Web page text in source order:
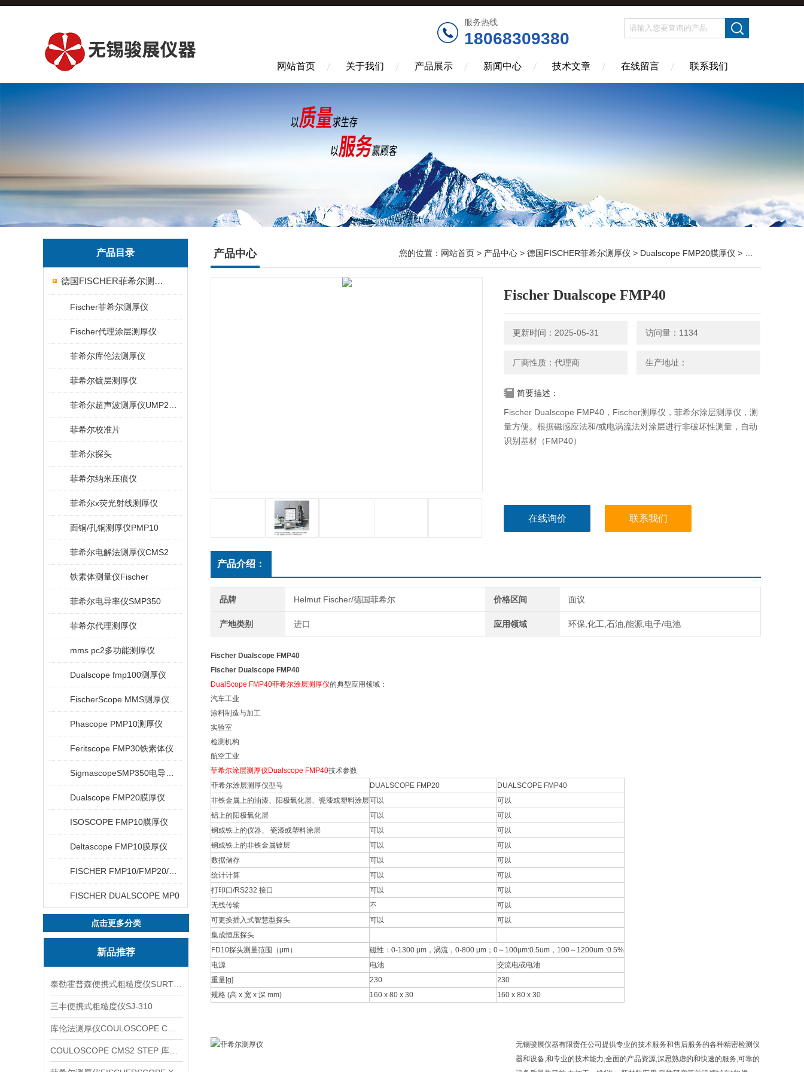
服务热线
18068309380
网站首页 关于我们 产品展示 新闻中心 技术文章 在线留言 联系我们
产品目录
德国FISCHER菲希尔测厚仪
Fischer菲希尔测厚仪
Fischer代理涂层测厚仪
菲希尔库伦法测厚仪
菲希尔镀层测厚仪
菲希尔校准片
菲希尔探头
菲希尔纳米压痕仪
菲希尔x荧光射线测厚仪
面铜/孔铜测厚仪PMP10
菲希尔电解法测厚仪CMS2
铁素体测量仪Fischer
菲希尔电导率仪SMP350
菲希尔代理测厚仪
mms pc2多功能测厚仪
Dualscope fmp100测厚仪
FischerScope MMS测厚仪
Phascope PMP10测厚仪
Feritscope FMP30铁素体仪
Dualscope FMP20膜厚仪
ISOSCOPE FMP10膜厚仪
Deltascope FMP10膜厚仪
FISCHER DUALSCOPE MP0
点击更多分类
新品推荐
三丰便携式粗糙度仪SJ-310
产品中心 您的位置： 网站首页 > 产品中心 > 德国FISCHER菲希尔测厚仪 > Dualscope FMP20膜厚仪 > Fischer Dualscope FMP40
Fischer Dualscope FMP40
更新时间：2025-05-31 访问量：1134
厂商性质：代理商 生产地址：
简要描述：
Fischer Dualscope FMP40，Fischer测厚仪，菲希尔涂层测厚仪，测
量方便。根据磁感应法和/或电涡流法对涂层进行非破坏性测量，自动
识别基材（FMP40）
在线询价 联系我们
产品介绍：
品牌 Helmut Fischer/德国菲希尔 价格区间 面议
产地类别 进口 应用领域 环保,化工,石油,能源,电子/电池
Fischer Dualscope FMP40
Fischer Dualscope FMP40
DualScope FMP40菲希尔涂层测厚仪的典型应用领域：
汽车工业
涂料制造与加工
实验室
检测机构
航空工业
菲希尔涂层测厚仪Dualscope FMP40技术参数
菲希尔涂层测厚仪型号
DUALSCOPE FMP20
DUALSCOPE FMP40
非铁金属上的油漆、阳极氧化层、瓷漆或塑料涂层可以
可以
铝上的阳极氧化层
可以
可以
钢或铁上的仪器、 瓷漆或塑料涂层
可以
可以
钢或铁上的非铁金属镀层
可以
可以
数据储存
可以
可以
统计计算
可以
可以
打印口/RS232 接口
可以
可以
无线传输
不
可以
可更换插入式智慧型探头
可以
可以
集成恒压探头
FD10探头测量范围（μm）
磁性：0-1300 μm，涡流，0-800 μm；0～100μm:0.5um，100～1200um :0.5%
电源
电池
交流电或电池
重量[g]
230
230
规格 (高 x 宽 x 深 mm)
160 x 80 x 30 160 x 80 x 30
无锡骏展仪器有限责任公司提供专业的技术服务和售后服务的各种精密检测仪
器和设备,和专业的技术能力,全面的产品资源,深思熟虑的和快速的服务,可靠的